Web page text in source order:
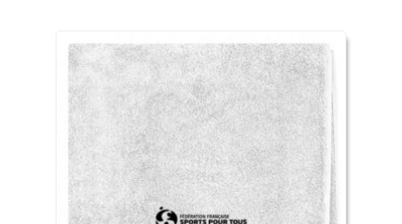
plusieurs
variations.
Les
options
peuvent
être
choisies
sur